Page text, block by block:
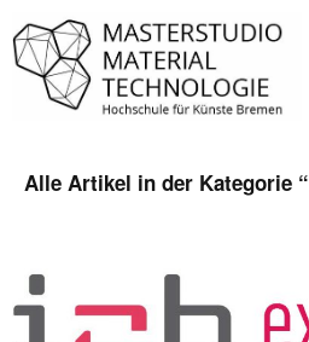
Alle Artikel in der Kategorie “